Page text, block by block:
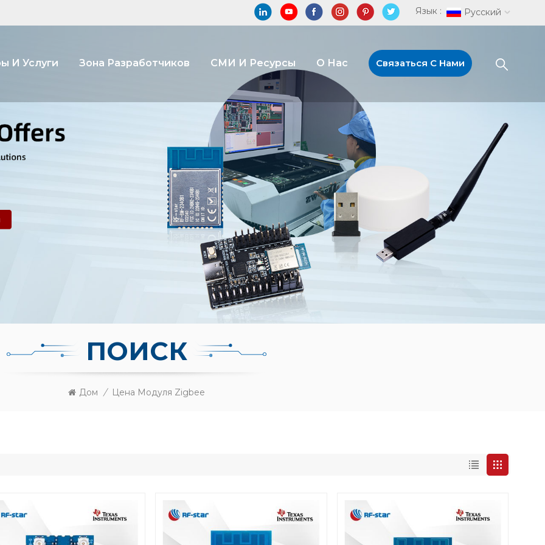
Язык : Русский
И Услуги Зона Разработчиков СМИ И Ресурсы О Нас Связаться С Нами
ПОИСК
Дом / Цена Модуля Zigbee